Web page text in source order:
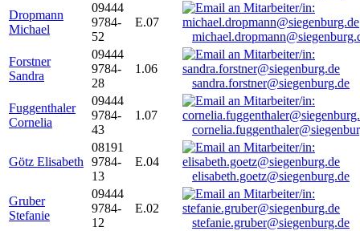
Dropmann
Michael
09444
9784-
52
E.07
Forstner
Sandra
09444
9784-
28
1.06
sandra.forstner@siegenburg.de
Fuggenthaler
Cornelia
09444
9784-
43
1.07
Götz Elisabeth
08191
9784-
13
E.04
elisabeth.goetz@siegenburg.de
Gruber
Stefanie
09444
9784-
12
E.02
stefanie.gruber@siegenburg.de